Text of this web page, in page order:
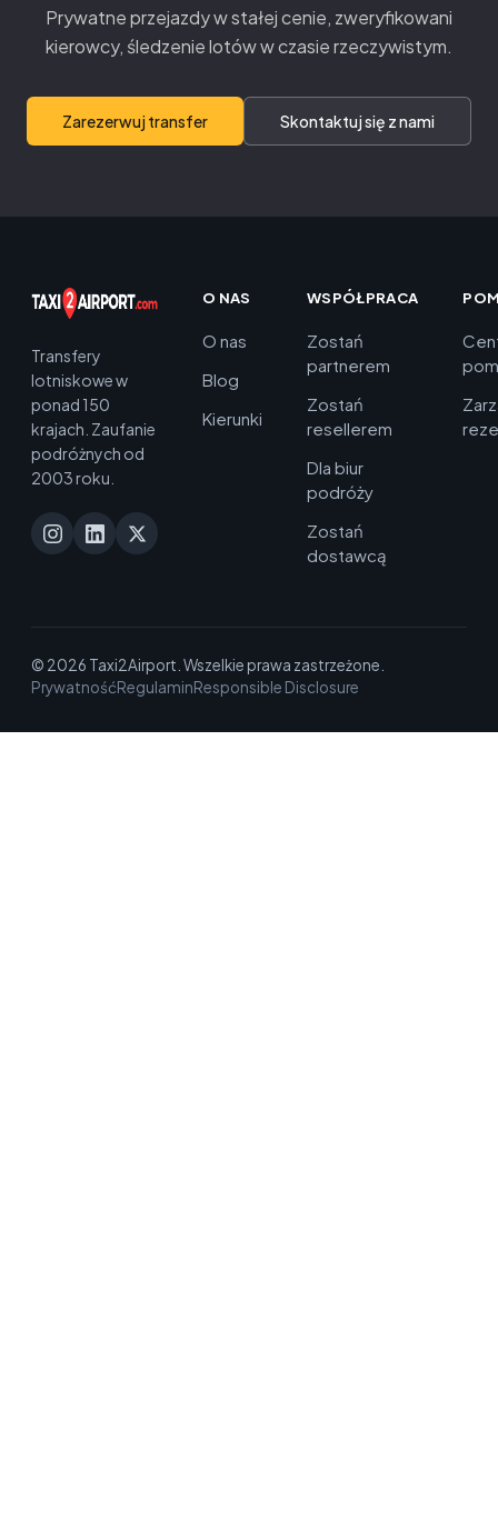
Prywatne przejazdy w stałej cenie, zweryfikowani
kierowcy, śledzenie lotów w czasie rzeczywistym.
Zarezerwuj transfer Skontaktuj się z nami
Transfery
lotniskowe w
ponad 150
krajach. Zaufanie
podróżnych od
2003 roku.
O NAS
O nas
Blog
Kierunki
WSPÓŁPRACA
Zostań
partnerem
Zostań
resellerem
Dla biur
podróży
Zostań
dostawcą
© 2026 Taxi2Airport. Wszelkie prawa zastrzeżone.
PrywatnośćRegulaminResponsible Disclosure